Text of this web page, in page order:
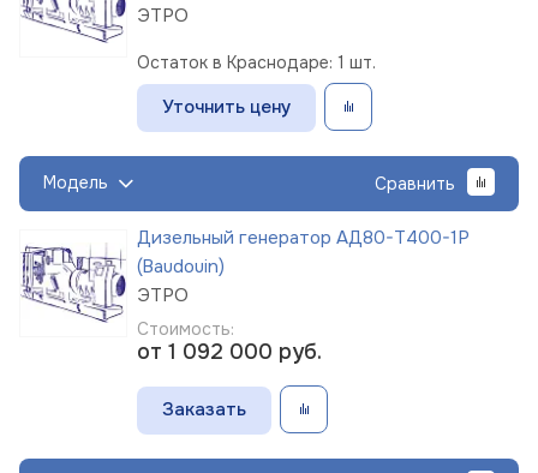
ЭТРО
Остаток в Краснодаре: 1 шт.
Уточнить цену
Модель Сравнить
Дизельный генератор АД80-Т400-1Р
(Baudouin)
ЭТРО
Стоимость:
от 1 092 000 руб.
Заказать